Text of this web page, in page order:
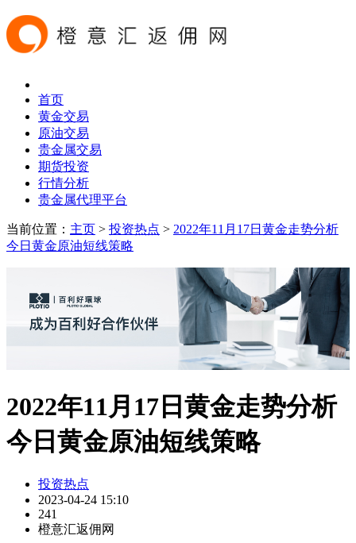
首页
黄金交易
原油交易
贵金属交易
期货投资
行情分析
贵金属代理平台
当前位置： 主页 > 投资热点 > 2022年11月17日黄金走势分析
今日黄金原油短线策略
2022年11月17日黄金走势分析
今日黄金原油短线策略
投资热点
2023-04-24 15:10
241
橙意汇返佣网